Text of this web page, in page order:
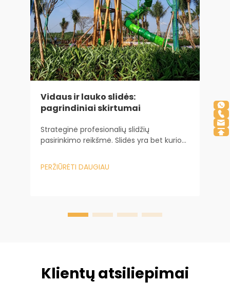
Vidaus ir lauko slidės:
pagrindiniai skirtumai
Strateginė profesionalių slidžių
pasirinkimo reikšmė. Slidės yra bet kurio
pagrindinis pritraukiamasis elementas,
kuris ilgai laiko vaikus užsiėmusius.
PERŽIŪRĖTI DAUGIAU
Klientų atsiliepimai